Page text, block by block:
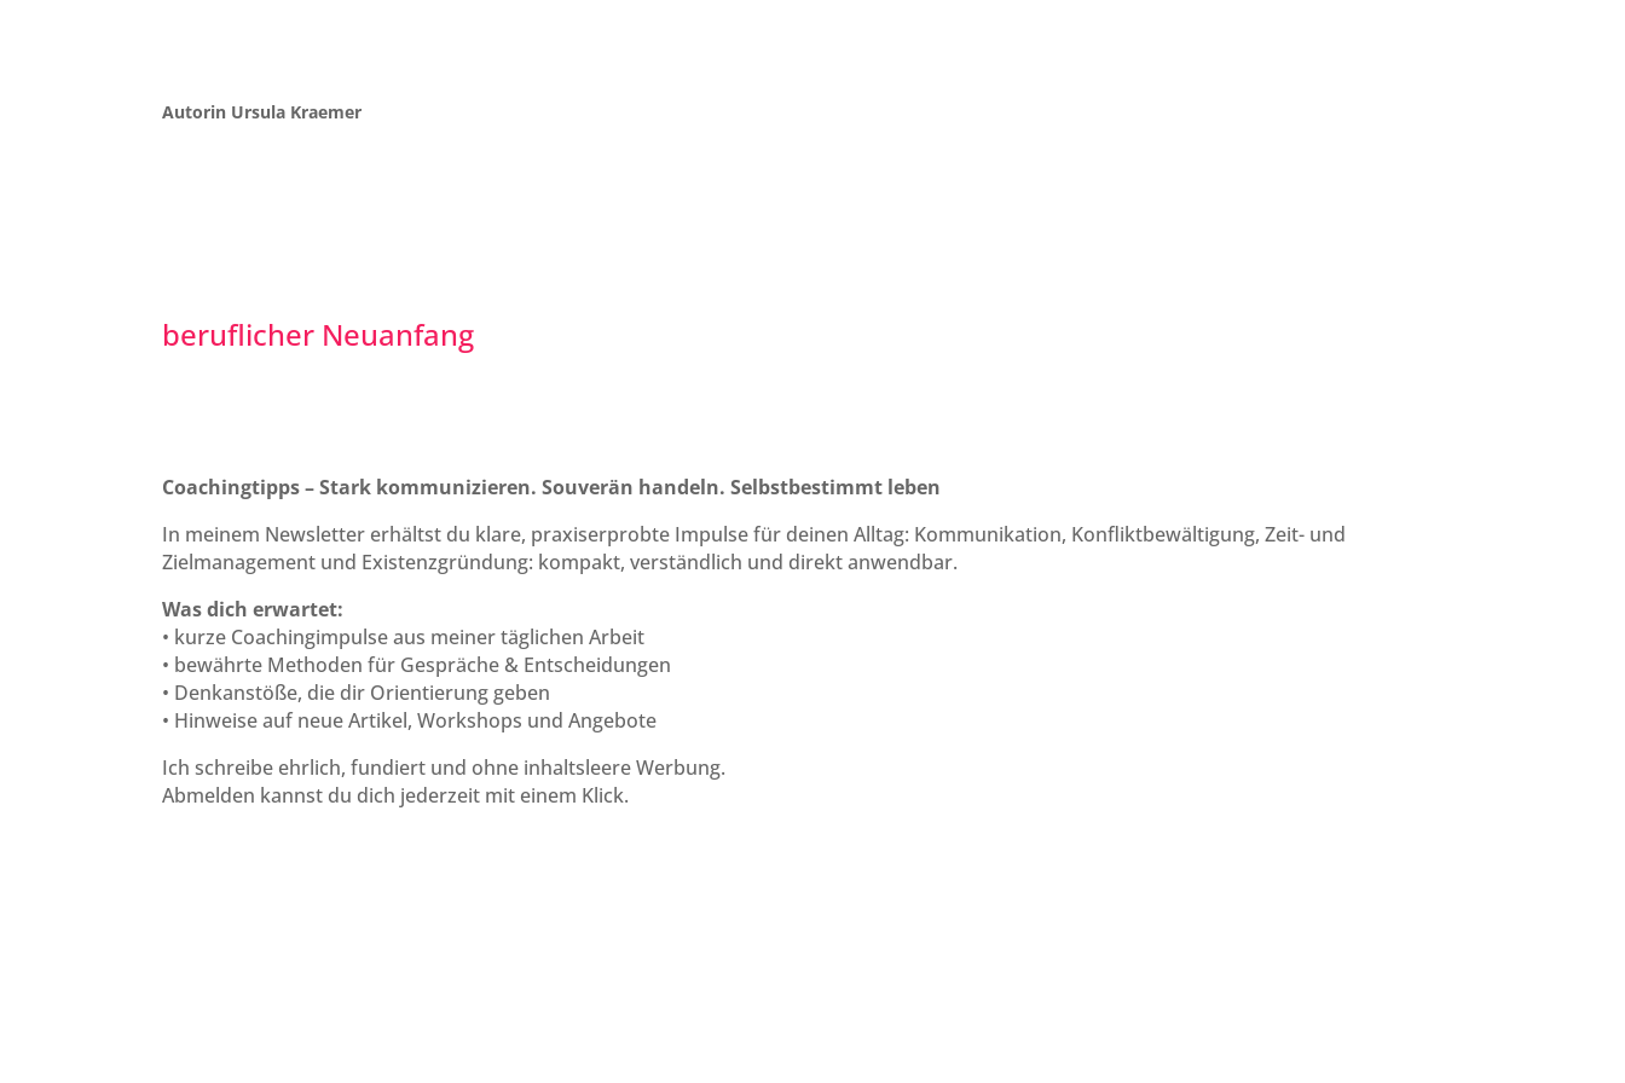
Autorin Ursula Kraemer
beruflicher Neuanfang
Coachingtipps – Stark kommunizieren. Souverän handeln. Selbstbestimmt leben
In meinem Newsletter erhältst du klare, praxiserprobte Impulse für deinen Alltag: Kommunikation, Konfliktbewältigung, Zeit- und
Zielmanagement und Existenzgründung: kompakt, verständlich und direkt anwendbar.
Was dich erwartet:
• kurze Coachingimpulse aus meiner täglichen Arbeit
• bewährte Methoden für Gespräche & Entscheidungen
• Denkanstöße, die dir Orientierung geben
• Hinweise auf neue Artikel, Workshops und Angebote
Ich schreibe ehrlich, fundiert und ohne inhaltsleere Werbung.
Abmelden kannst du dich jederzeit mit einem Klick.